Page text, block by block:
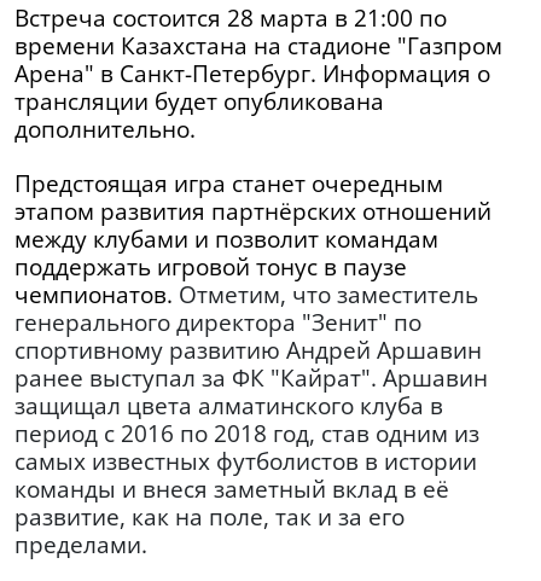
Встреча состоится 28 марта в 21:00 по
времени Казахстана на стадионе "Газпром
Арена" в Санкт-Петербург. Информация о
трансляции будет опубликована
дополнительно.
Предстоящая игра станет очередным
этапом развития партнёрских отношений
между клубами и позволит командам
поддержать игровой тонус в паузе
чемпионатов. Отметим, что заместитель
генерального директора "Зенит" по
спортивному развитию Андрей Аршавин
ранее выступал за ФК "Кайрат". Аршавин
защищал цвета алматинского клуба в
период с 2016 по 2018 год, став одним из
самых известных футболистов в истории
команды и внеся заметный вклад в её
развитие, как на поле, так и за его
пределами.